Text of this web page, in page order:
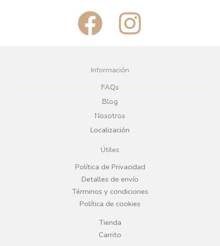
F
a
c
e
b
o
o
k
I
n
g
r
a
Información
FAQs
Blog
Nosotros
Localización
Útiles
Política de Privacidad
Detalles de envío
Términos y condiciones
Política de cookies
Tienda
Carrito